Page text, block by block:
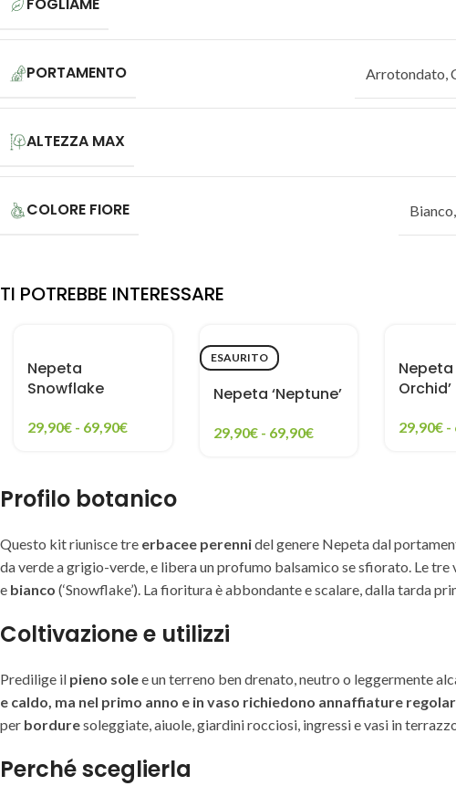
PORTAMENTO Arrotondato
ALTEZZA MAX
COLORE FIORE Bianco
TI POTREBBE INTERESSARE
Nepeta
Snowflake
29,90€ - 69,90€
ESAURITO
Nepeta ‘Neptune’
29,90€ - 69,90€
Nepeta
Orchid’
29,90€ -
Profilo botanico
Questo kit riunisce tre erbacee perennidel genere Nepeta dal
da verde a grigio-verde, e libera un profumo balsamico se sfiorato. Le
e bianco (‘Snowflake’). La fioritura è abbondante e scalare, dalla tarda
Coltivazione e utilizzi
Predilige il pieno solee un terreno ben drenato, neutro o leggermente
e caldo, ma nel primo anno e in vaso richiedono annaffiature
per borduresoleggiate, aiuole, giardini rocciosi, ingressi e vasi in
Perché sceglierla